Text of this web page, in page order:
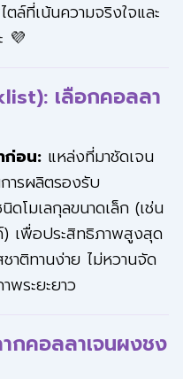
ล์ที่เน้นความจริงใจและ
💜
เลือกคอลลา
ก่อน:แหล่งที่มาชัดเจน
ารผลิตรองรับ
ดโมเลกุลขนาดเล็ก (เช่น
) เพื่อประสิทธิภาพสูงสุด
าติทานง่าย ไม่หวานจัด
พระยะยาว
กคอลลาเจนผงชง